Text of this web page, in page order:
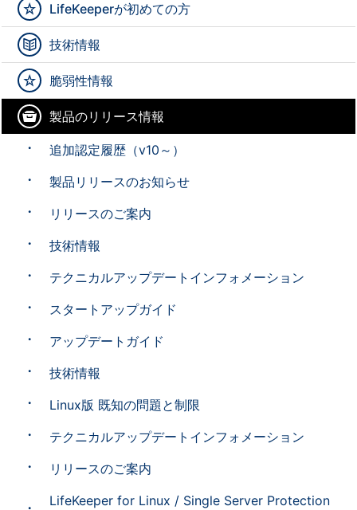
LifeKeeperが初めての方
技術情報
脆弱性情報
製品のリリース情報
追加認定履歴（v10～）
製品リリースのお知らせ
リリースのご案内
技術情報
テクニカルアップデートインフォメーション
スタートアップガイド
アップデートガイド
技術情報
Linux版 既知の問題と制限
テクニカルアップデートインフォメーション
リリースのご案内
LifeKeeper for Linux / Single Server Protection